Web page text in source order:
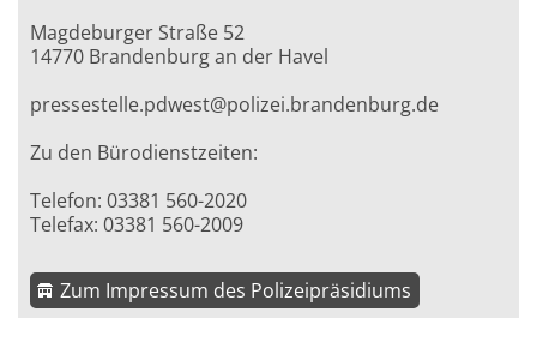
Magdeburger Straße 52
14770 Brandenburg an der Havel
pressestelle.pdwest@polizei.brandenburg.de
Zu den Bürodienstzeiten:
Telefon: 03381 560-2020
Telefax: 03381 560-2009
Zum Impressum des Polizeipräsidiums